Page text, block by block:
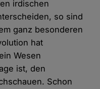
irdischen
so sind
ganz besonderen
hat
Wesen
ist, den
Schon